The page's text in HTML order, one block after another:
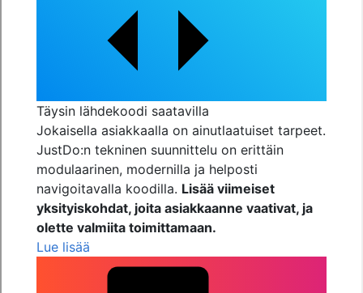
Täysin lähdekoodi saatavilla
Jokaisella asiakkaalla on ainutlaatuiset tarpeet.
JustDo:n tekninen suunnittelu on erittäin
modulaarinen, modernilla ja helposti
navigoitavalla koodilla. Lisää viimeiset
yksityiskohdat, joita asiakkaanne vaativat, ja
olette valmiita toimittamaan.
Lue lisää